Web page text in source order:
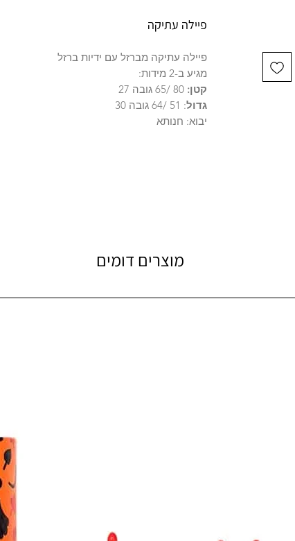
פיילה עתיקה
פיילה עתיקה מברזל עם ידיות ברזל
מגיע ב-2 מידות:
קטן:80 /65 גובה 27
גדול: 51 /64 גובה 30
יבוא: חנותא
מוצרים דומים